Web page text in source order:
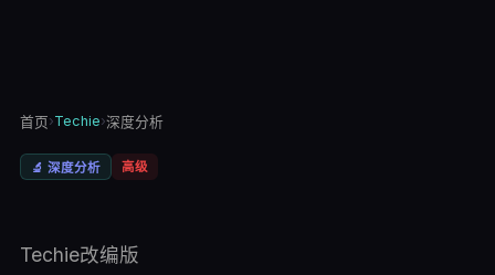
首页›Techie›深度分析
🔬 深度分析 高级
Techie改编版